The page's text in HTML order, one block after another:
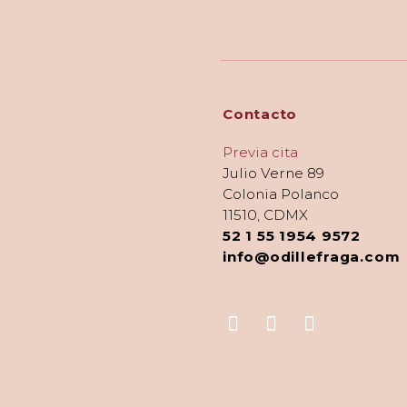
Contacto
Previa cita
Julio Verne 89
Colonia Polanco
11510, CDMX
52 1 55 1954 9572
info@odillefraga.com